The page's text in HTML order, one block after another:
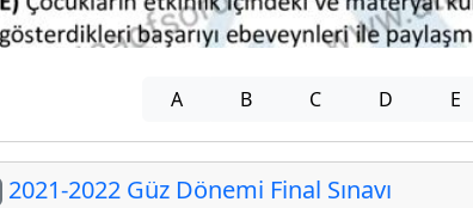
A B C D E
2021-2022 Güz Dönemi Final Sınavı